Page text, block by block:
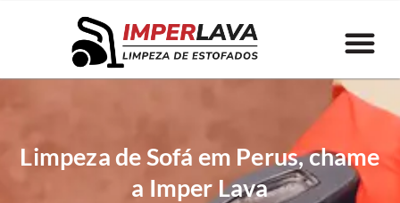
Limpeza de Sofá em Perus, chame
a Imper Lava